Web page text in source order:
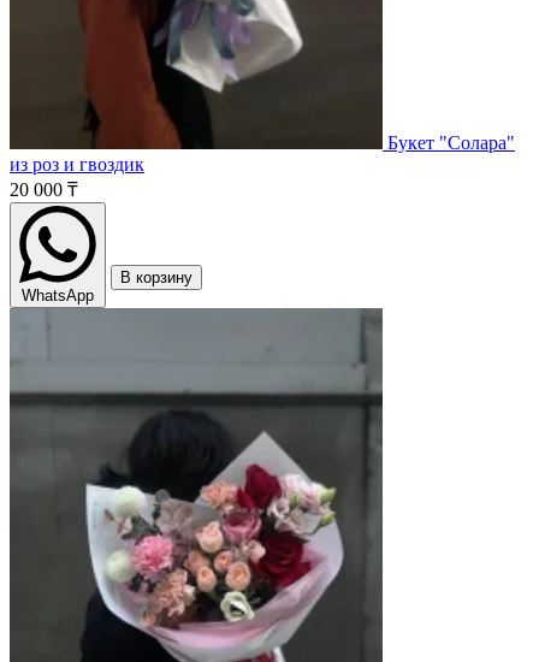
Букет "Солара"
из роз и гвоздик
20 000 ₸
WhatsApp
В корзину